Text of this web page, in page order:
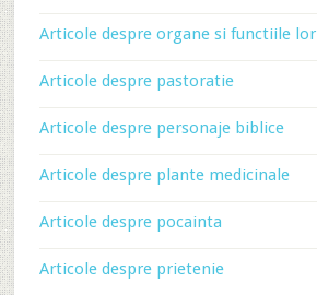
Articole despre organe si functiile lor
Articole despre pastoratie
Articole despre personaje biblice
Articole despre plante medicinale
Articole despre pocainta
Articole despre prietenie